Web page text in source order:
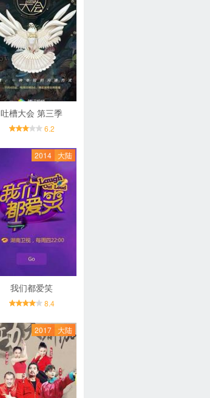
吐槽大会 第三季
6.2
2014 大陆
我们都爱笑
8.4
2017 大陆